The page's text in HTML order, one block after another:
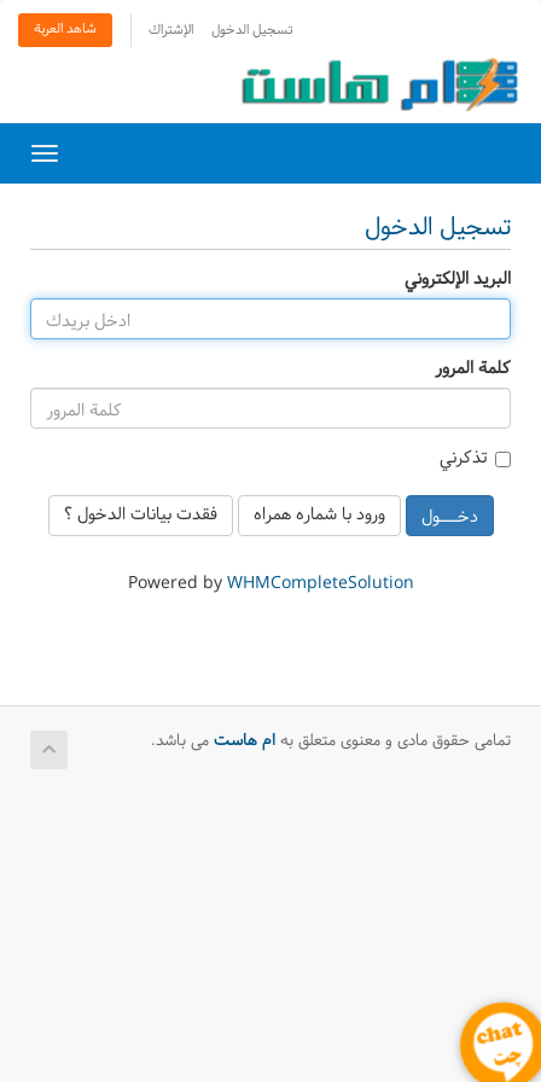
تسجيل الدخول الإشتراك شاهد العربة
تسجيل الدخول
البريد الإلكتروني
كلمة المرور
تذكرني
ورود با شماره همراه فقدت بيانات الدخول ؟
Powered byWHMCompleteSolution
تمامی حقوق مادی و معنوی متعلق بهام هاستمی باشد.